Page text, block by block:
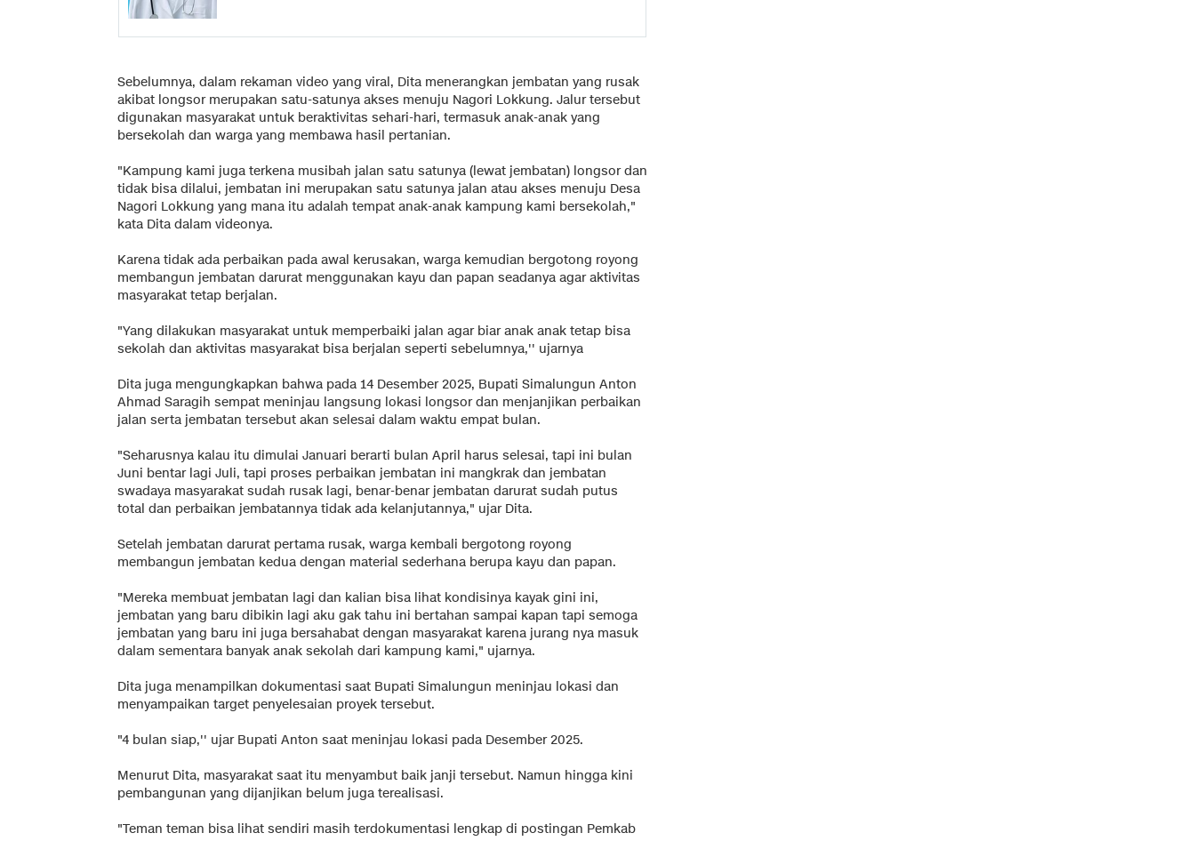
Sebelumnya, dalam rekaman video yang viral, Dita menerangkan jembatan yang rusak
akibat longsor merupakan satu-satunya akses menuju Nagori Lokkung. Jalur tersebut
digunakan masyarakat untuk beraktivitas sehari-hari, termasuk anak-anak yang
bersekolah dan warga yang membawa hasil pertanian.
"Kampung kami juga terkena musibah jalan satu satunya (lewat jembatan) longsor dan
tidak bisa dilalui, jembatan ini merupakan satu satunya jalan atau akses menuju Desa
Nagori Lokkung yang mana itu adalah tempat anak-anak kampung kami bersekolah,"
kata Dita dalam videonya.
Karena tidak ada perbaikan pada awal kerusakan, warga kemudian bergotong royong
membangun jembatan darurat menggunakan kayu dan papan seadanya agar aktivitas
masyarakat tetap berjalan.
"Yang dilakukan masyarakat untuk memperbaiki jalan agar biar anak anak tetap bisa
sekolah dan aktivitas masyarakat bisa berjalan seperti sebelumnya,'' ujarnya
Dita juga mengungkapkan bahwa pada 14 Desember 2025, Bupati Simalungun Anton
Ahmad Saragih sempat meninjau langsung lokasi longsor dan menjanjikan perbaikan
jalan serta jembatan tersebut akan selesai dalam waktu empat bulan.
"Seharusnya kalau itu dimulai Januari berarti bulan April harus selesai, tapi ini bulan
Juni bentar lagi Juli, tapi proses perbaikan jembatan ini mangkrak dan jembatan
swadaya masyarakat sudah rusak lagi, benar-benar jembatan darurat sudah putus
total dan perbaikan jembatannya tidak ada kelanjutannya," ujar Dita.
Setelah jembatan darurat pertama rusak, warga kembali bergotong royong
membangun jembatan kedua dengan material sederhana berupa kayu dan papan.
"Mereka membuat jembatan lagi dan kalian bisa lihat kondisinya kayak gini ini,
jembatan yang baru dibikin lagi aku gak tahu ini bertahan sampai kapan tapi semoga
jembatan yang baru ini juga bersahabat dengan masyarakat karena jurang nya masuk
dalam sementara banyak anak sekolah dari kampung kami," ujarnya.
Dita juga menampilkan dokumentasi saat Bupati Simalungun meninjau lokasi dan
menyampaikan target penyelesaian proyek tersebut.
"4 bulan siap,'' ujar Bupati Anton saat meninjau lokasi pada Desember 2025.
Menurut Dita, masyarakat saat itu menyambut baik janji tersebut. Namun hingga kini
pembangunan yang dijanjikan belum juga terealisasi.
"Teman teman bisa lihat sendiri masih terdokumentasi lengkap di postingan Pemkab